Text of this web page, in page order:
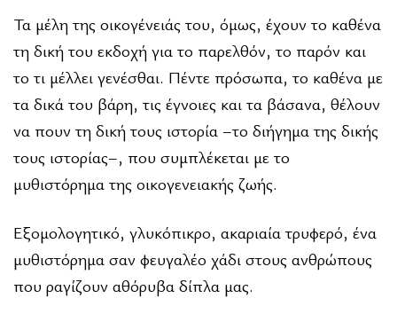
Τα µέλη της οικογένειάς του, όµως, έχουν το καθένα
τη δική του εκδοχή για το παρελθόν, το παρόν και
το τι µέλλει γενέσθαι. Πέντε πρόσωπα, το καθένα µε
τα δικά του βάρη, τις έγνοιες και τα βάσανα, θέλουν
να πουν τη δική τους ιστορία –το διήγηµα της δικής
τους ιστορίας–, που συµπλέκεται µε το
µυθιστόρηµα της οικογενειακής ζωής.
Εξοµολογητικό, γλυκόπικρο, ακαριαία τρυφερό, ένα
µυθιστόρηµα σαν φευγαλέο χάδι στους ανθρώπους
που ραγίζουν αθόρυβα δίπλα µας.